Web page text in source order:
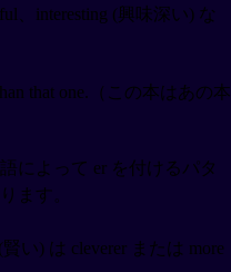
、interesting (興味深い) な
that one.（この本はあの本
によって er を付けるパタ
ます。
い) は cleverer または more